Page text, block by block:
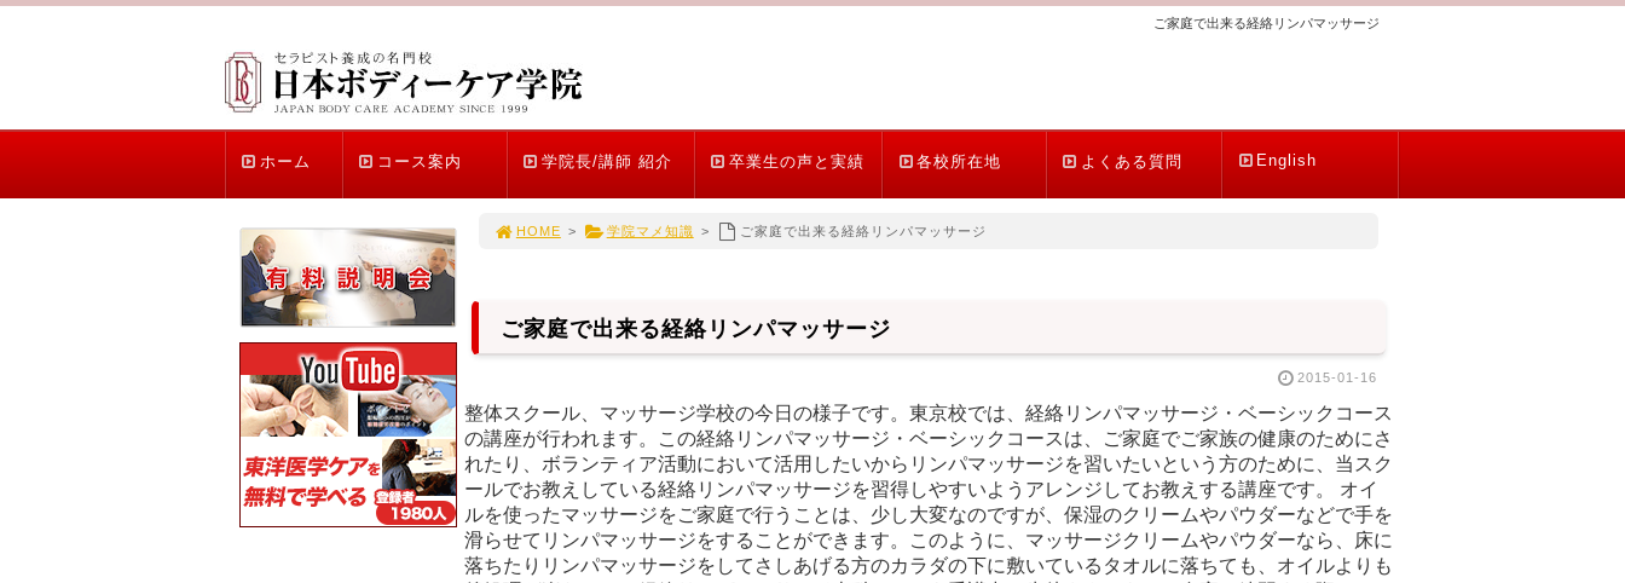
ご家庭で出来る経絡リンパマッサージ
ホーム コース案内 学院長/講師 紹介 卒業生の声と実績 各校所在地 よくある質問 English
HOME > 学院マメ知識 > ご家庭で出来る経絡リンパマッサージ
ご家庭で出来る経絡リンパマッサージ
2015-01-16
整体スクール、マッサージ学校の今日の様子です。東京校では、経絡リンパマッサージ・ベーシックコース
の講座が行われます。この経絡リンパマッサージ・ベーシックコースは、ご家庭でご家族の健康のためにさ
れたり、ボランティア活動において活用したいからリンパマッサージを習いたいという方のために、当スク
ールでお教えしている経絡リンパマッサージを習得しやすいようアレンジしてお教えする講座です。 オイ
ルを使ったマッサージをご家庭で行うことは、少し大変なのですが、保湿のクリームやパウダーなどで手を
滑らせてリンパマッサージをすることができます。このように、マッサージクリームやパウダーなら、床に
落ちたりリンパマッサージをしてさしあげる方のカラダの下に敷いているタオルに落ちても、オイルよりも